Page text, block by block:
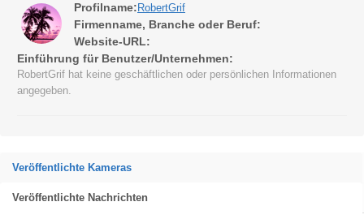
Profilname: RobertGrif
Firmenname, Branche oder Beruf:
Website-URL:
Einführung für Benutzer/Unternehmen:
RobertGrif hat keine geschäftlichen oder persönlichen Informationen
angegeben.
Veröffentlichte Kameras
Veröffentlichte Nachrichten